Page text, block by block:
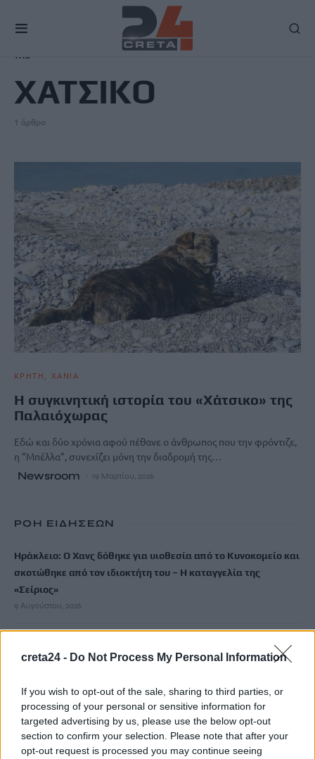
creta24 - Do Not Process My Personal Information
If you wish to opt-out of the sale, sharing to third parties, or
processing of your personal or sensitive information for
targeted advertising by us, please use the below opt-out
section to confirm your selection. Please note that after your
opt-out request is processed you may continue seeing
TAG
ΧΑΤΣΙΚΟ
1 άρθρο
ΚΡΗΤΗ ΧΑΝΙΑ
Η συγκινητική ιστορία του «Χάτσικο» της
Παλαιόχωρας
Εδώ και δύο χρόνια αφού πέθανε ο άνθρωπος που την φρόντιζε,
η ”Μπέλλα”, συνεχίζει μόνη την διαδρομή της…
Newsroom 19 Μαρτίου, 2026
ΡΟΗ ΕΙΔΗΣΕΩΝ
Ηράκλειο: Ο Χανς δόθηκε για υιοθεσία από το Κυνοκομείο και
σκοτώθηκε από τον ιδιοκτήτη του – Η καταγγελία της
«Σείριος»
9 Αυγούστου, 2026
9 Αυγούστου, 2026
Ριπές ανέμου έως 110 χλμ/ώρα στην Κρήτη -Στο «κόκκινο»
μέχρι την Τετάρτη
9 Αυγούστου, 2026